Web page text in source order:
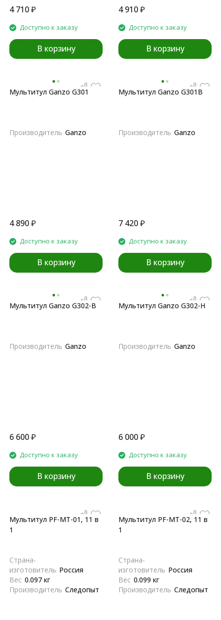
4 710₽
Доступно к заказу
В корзину
4 910₽
Доступно к заказу
В корзину
Мультитул Ganzo G301
Производитель Ganzo
4 890₽
Доступно к заказу
В корзину
Мультитул Ganzo G301B
Производитель Ganzo
7 420₽
Доступно к заказу
В корзину
Мультитул Ganzo G302-B
Производитель Ganzo
6 600₽
Доступно к заказу
В корзину
Мультитул Ganzo G302-Н
Производитель Ganzo
6 000₽
Доступно к заказу
В корзину
Мультитул PF-MT-01, 11 в
1
Страна-
изготовитель Россия
Вес 0.097 кг
Производитель Следопыт
Мультитул PF-MT-02, 11 в
1
Страна-
изготовитель Россия
Вес 0.099 кг
Производитель Следопыт